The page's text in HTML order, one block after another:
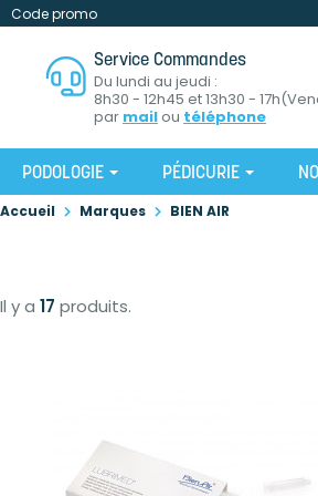
Code promo
Service Commandes
Du lundi au jeudi :
8h30 - 12h45 et 13h30 -
par mailou téléphone
PODOLOGIE PÉDICURIE
Accueil Marques BIEN AIR
Il y a 17 produits.